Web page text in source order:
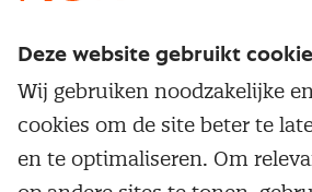
Service & contact
Over inkoop
Populaire thema's
Aanbesteden
Deze website gebruikt
Wij gebruiken noodzakelijke
cookies om de site beter te
en te optimaliseren. Om